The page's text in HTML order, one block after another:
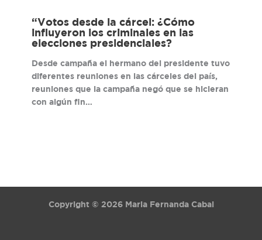
“Votos desde la cárcel: ¿Cómo
influyeron los criminales en las
elecciones presidenciales?
Desde campaña el hermano del presidente tuvo
diferentes reuniones en las cárceles del país,
reuniones que la campaña negó que se hicieran
con algún fin…
Copyright © 2026 Maria Fernanda Cabal